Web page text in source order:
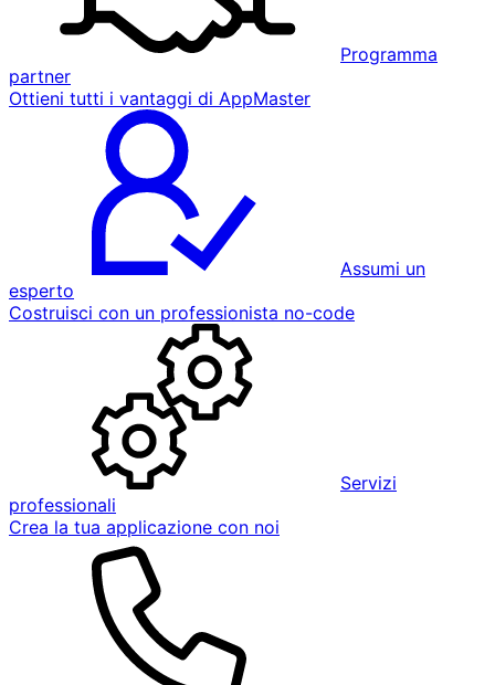
Programma
partner
Ottieni tutti i vantaggi di AppMaster
Assumi un
esperto
Costruisci con un professionista no-code
Servizi
professionali
Crea la tua applicazione con noi